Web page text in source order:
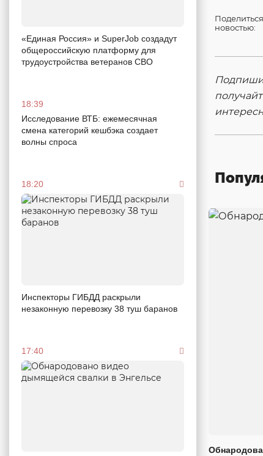
«Единая Россия» и SuperJob создадут
общероссийскую платформу для
трудоустройства ветеранов СВО
18:39
Исследование ВТБ: ежемесячная
смена категорий кешбэка создает
волны спроса
18:20
Инспекторы ГИБДД раскрыли
незаконную перевозку 38 туш баранов
17:40
Поделиться
новостью: